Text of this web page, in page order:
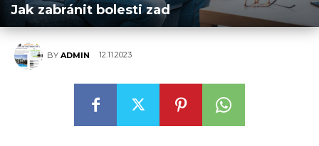
Jak zabránit bolesti zad
BY ADMIN 12.11.2023